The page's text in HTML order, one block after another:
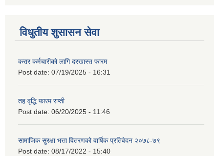
विधुतीय शुसासन सेवा
करार कर्मचारीको लागि दरखास्त फारम
Post date: 07/19/2025 - 16:31
तह वृद्धि फारम राप्ती
Post date: 06/20/2025 - 11:46
सामाजिक सुरक्षा भत्ता वितरणको वार्षिक प्रतिवेदन २०७८-७९
Post date: 08/17/2022 - 15:40